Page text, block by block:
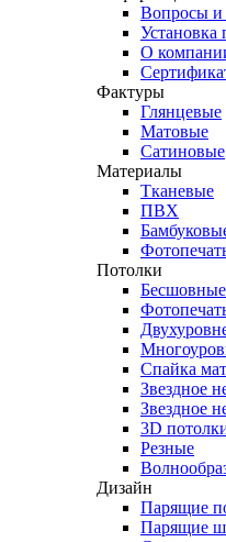
Вопросы и
Установка
О
Фактуры
Глянцевые
Матовые
Сатиновые
Материалы
Тканевые
ПВХ
Потолки
Бесшовные
Спайка
Звездное
Звездное
3D
Резные
Дизайн
Парящие
Парящие